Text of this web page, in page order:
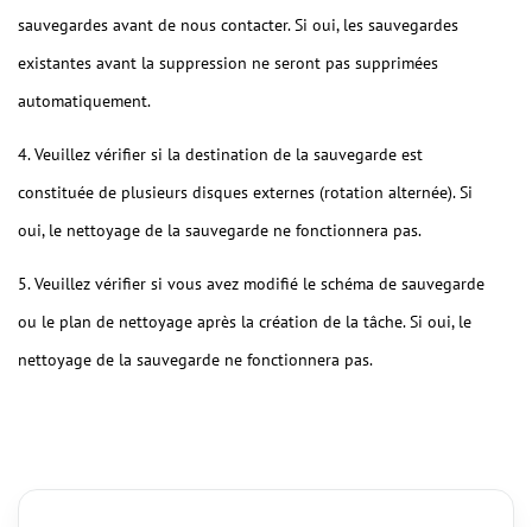
sauvegardes avant de nous contacter. Si oui, les sauvegardes
existantes avant la suppression ne seront pas supprimées
automatiquement.
4. Veuillez vérifier si la destination de la sauvegarde est
constituée de plusieurs disques externes (rotation alternée). Si
oui, le nettoyage de la sauvegarde ne fonctionnera pas.
5. Veuillez vérifier si vous avez modifié le schéma de sauvegarde
ou le plan de nettoyage après la création de la tâche. Si oui, le
nettoyage de la sauvegarde ne fonctionnera pas.